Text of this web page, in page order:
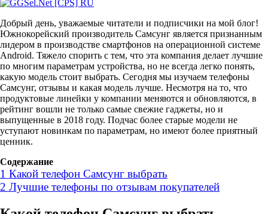
Добрый день, уважаемые читатели и подписчики на мой блог!
Южнокорейский производитель Самсунг является признанным
лидером в производстве смартфонов на операционной системе
Android. Тяжело спорить с тем, что эта компания делает лучшие
по многим параметрам устройства, но не всегда легко понять,
какую модель стоит выбрать. Сегодня мы изучаем телефоны
Самсунг, отзывы и какая модель лучше. Несмотря на то, что
продуктовые линейки у компании меняются и обновляются, в
рейтинг вошли не только самые свежие гаджеты, но и
выпущенные в 2018 году. Подчас более старые модели не
уступают новинкам по параметрам, но имеют более приятный
ценник.
Содержание
1 Какой телефон Самсунг выбрать
2 Лучшие телефоны по отзывам покупателей